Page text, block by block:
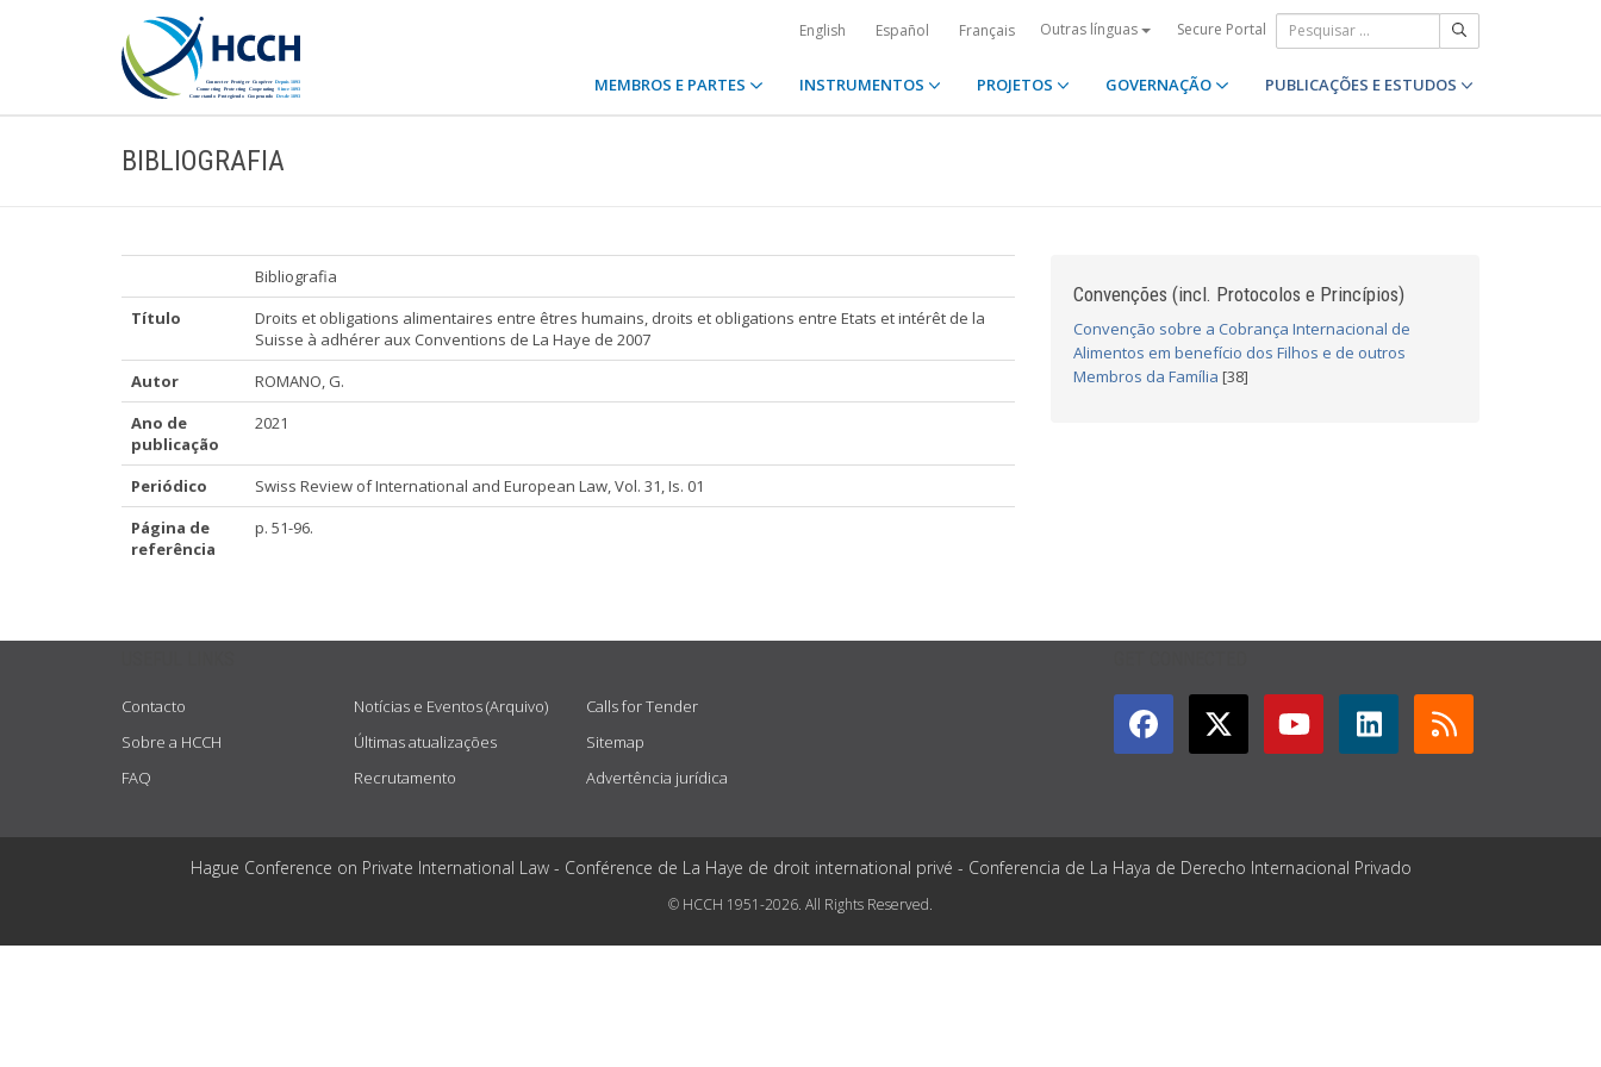
English Español Français Outras línguas Secure Portal
MEMBROS E PARTES INSTRUMENTOS PROJETOS GOVERNAÇÃO PUBLICAÇÕES E ESTUDOS
BIBLIOGRAFIA
Bibliografia
Título
Droits et obligations alimentaires entre êtres humains, droits et obligations entre Etats et intérêt de la
Suisse à adhérer aux Conventions de La Haye de 2007
Autor
ROMANO, G.
Ano de
publicação
2021
Periódico
Swiss Review of International and European Law, Vol. 31, Is. 01
Página de
referência
p. 51-96.
Convenções (incl. Protocolos e Princípios)
Convenção sobre a Cobrança Internacional de
Alimentos em benefício dos Filhos e de outros
Membros da Família [38]
Contacto
Sobre a HCCH
FAQ
Notícias e Eventos (Arquivo)
Últimas atualizações
Recrutamento
Calls for Tender
Sitemap
Advertência jurídica
Hague Conference on Private International Law - Conférence de La Haye de droit international privé - Conferencia de La Haya de Derecho Internacional Privado
© HCCH 1951-2026. All Rights Reserved.